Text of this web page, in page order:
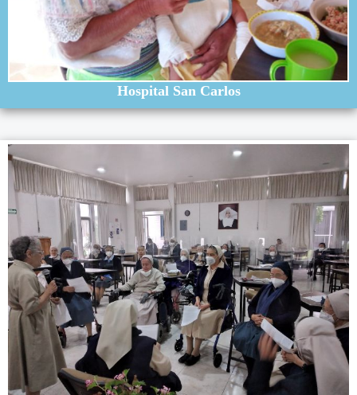
Hospital San Carlos